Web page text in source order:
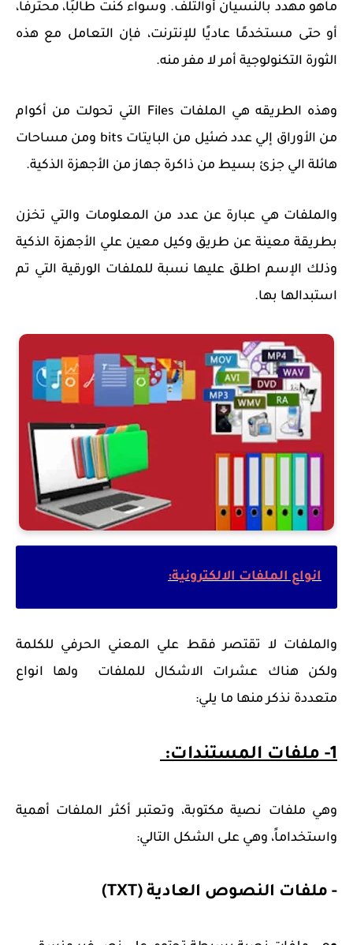
ماهو مهدد بالنسيان أوالتلف. وسواء كنت طالبًا، محترفًا،
أو حتى مستخدمًا عاديًا للإنترنت، فإن التعامل مع هذه
الثورة التكنولوجية أمر لا مفر منه.
وهذه الطريقه هي الملفات Files التي تحولت من أكوام
من الأوراق إلي عدد ضئيل من البايتات bits ومن مساحات
هائلة الي جزئ بسيط من ذاكرة جهاز من الأجهزة الذكية.
والملفات هي عبارة عن عدد من المعلومات والتي تخزن
بطريقة معينة عن طريق وكيل معين علي الأجهزة الذكية
وذلك الإسم اطلق عليها نسبة للملفات الورقية التي تم
استبدالها بها.
انواع الملفات الالكترونية:
والملفات لا تقتصر فقط علي المعني الحرفي للكلمة
ولكن هناك عشرات الاشكال للملفات ولها انواع
متعددة نذكر منها ما يلي:
1- ملفات المستندات:
وهي ملفات نصية مكتوبة، وتعتبر أكثر الملفات أهمية
واستخداماً، وهي على الشكل التالي:
- ملفات النصوص العادية (TXT)